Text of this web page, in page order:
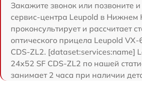
Закажите звонок или позвоните
сервис-центра Leupold в Нижнем
проконсультирует и рассчитает
оптического прицела Leupold
CDS-ZL2. [dataset:services:name]
24x52 SF CDS-ZL2 по нашей
занимает 2 часа при наличии